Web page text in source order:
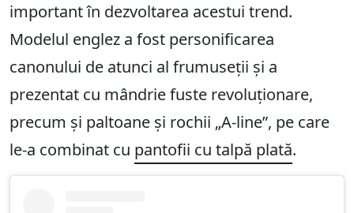
important în dezvoltarea acestui trend.
Modelul englez a fost personificarea
canonului de atunci al frumuseții și a
prezentat cu mândrie fuste revoluționare,
precum și paltoane și rochii „A-line”, pe care
le-a combinat cu pantofii cu talpă plată.